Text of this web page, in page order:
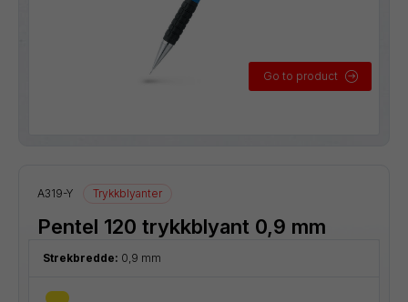
Go to product
A319-Y Trykkblyanter
Pentel 120 trykkblyant 0,9 mm
Strekbredde: 0,9 mm